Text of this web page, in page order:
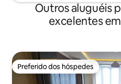
Outros aluguéis
excelentes
Preferido dos hóspedes
Preferido dos hóspedes